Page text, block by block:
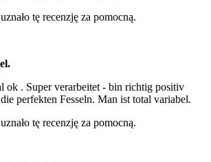
tę recenzję za pomocną.
ok . Super verarbeitet - bin richtig positiv
perfekten Fesseln. Man ist total variabel.
tę recenzję za pomocną.